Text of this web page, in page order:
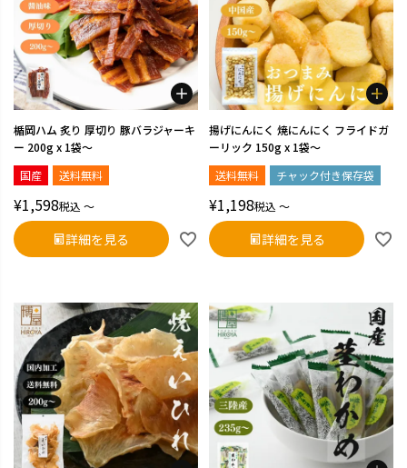
楯岡ハム 炙り 厚切り 豚バラジャーキ
ー 200g x 1袋～
国産
送料無料
¥1,598税込 〜
詳細を見る
揚げにんにく 焼にんにく フライドガ
ーリック 150g x 1袋～
送料無料
チャック付き保存袋
¥1,198税込 〜
詳細を見る